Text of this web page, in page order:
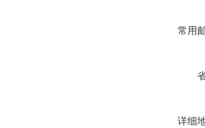
常用
详细